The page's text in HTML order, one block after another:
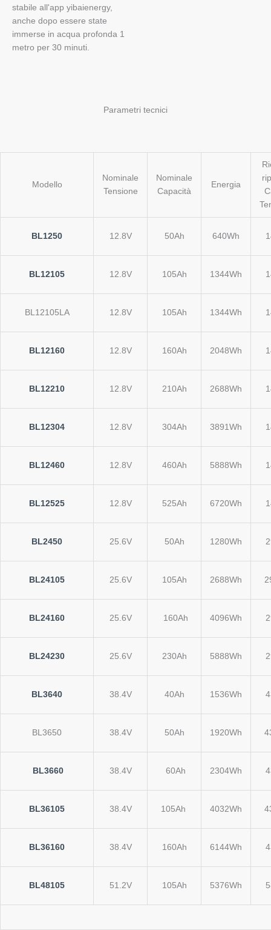
stabile all'app yibaienergy,
anche dopo essere state
immerse in acqua profonda 1
metro per 30 minuti.
Parametri tecnici
Modello
Nominale
Tensione
Nominale
Capacità
Energia
BL1250 12.8V 50Ah 640Wh
BL12105 12.8V 105Ah 1344Wh
BL12105LA 12.8V 105Ah 1344Wh
BL12160 12.8V 160Ah 2048Wh
BL12210 12.8V 210Ah 2688Wh
BL12304 12.8V 304Ah 3891Wh
BL12460 12.8V 460Ah 5888Wh
BL12525 12.8V 525Ah 6720Wh
BL2450 25.6V 50Ah 1280Wh
BL24105 25.6V 105Ah 2688Wh
BL24160 25.6V 160Ah 4096Wh
BL24230 25.6V 230Ah 5888Wh
BL3640 38.4V 40Ah 1536Wh
BL3650 38.4V 50Ah 1920Wh
BL3660 38.4V 60Ah 2304Wh
BL36105 38.4V 105Ah 4032Wh
BL36160 38.4V 160Ah 6144Wh
BL48105 51.2V 105Ah 5376Wh